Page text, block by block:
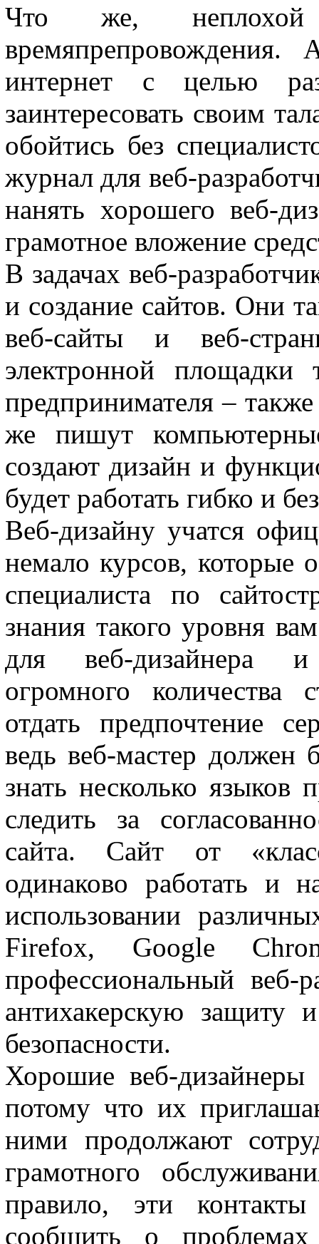
Что же,
интернет с целью
заинтересовать своим
обойтись без
журнал для веб-
нанять хорошего веб-
грамотное вложение
В задачах веб-
и создание сайтов. Они
веб-сайты и веб-
электронной
предпринимателя –
же пишут
создают дизайн и
будет работать гибко и
Веб-дизайну учатся
немало курсов, которые
специалиста по
знания такого уровня
для веб-дизайнера и
огромного количества
отдать предпочтение
ведь веб-мастер
знать несколько языков
следить за
сайта. Сайт от
одинаково работать
использовании
Firefox, Google
профессиональный веб-
антихакерскую защиту
безопасности.
Хорошие веб-дизайнеры
потому что их
ними продолжают
грамотного
правило, эти
сообщить о